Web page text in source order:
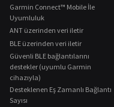
Garmin Connect™ Mobile İle
Uyumluluk
ANT üzerinden veri iletir
BLE üzerinden veri iletir
Güvenli BLE bağlantılarını
destekler (uyumlu Garmin
cihazıyla)
Desteklenen Eş Zamanlı Bağlantı
Sayısı